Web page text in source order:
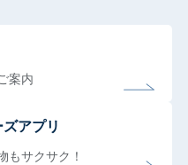
案内
アプリ
もサクサク！